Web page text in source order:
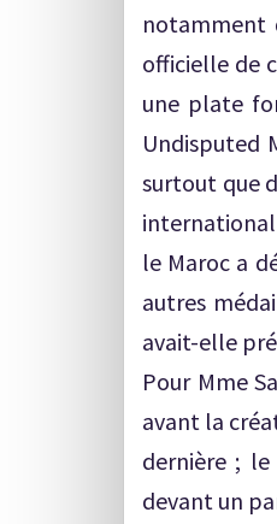
notamment
officielle de
une plate
Undisputed
surtout que
international
le Maroc a
autres
avait-elle
Pour Mme
avant la
dernière ;
devant un